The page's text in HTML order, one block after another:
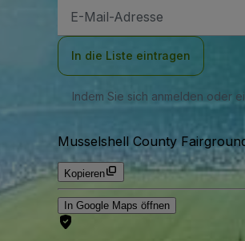
Mail-
In die Liste eintragen
Indem Sie sich anmelden oder
Musselshell County
Kopieren
In Google Maps öffnen